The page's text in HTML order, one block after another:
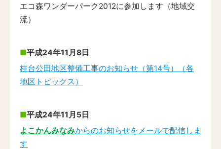
エコ森ワンダーパーク2012に参加します（地域交
流）
平成24年11月8日
桂台公田地区整備工事のお知らせ（第14号）（各
地区トピックス）
平成24年11月5日
よこかんみなみからのお知らせをメールで配信しま
す